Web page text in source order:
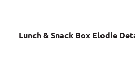
Lunch & Snack Box Elodie